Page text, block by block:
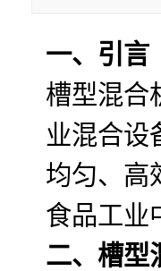
一、引言
槽型混合
业混合设
均匀、高
食品工业
二、槽型